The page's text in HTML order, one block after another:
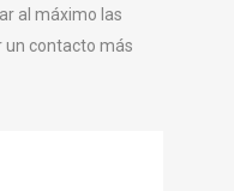
al máximo las
un contacto más